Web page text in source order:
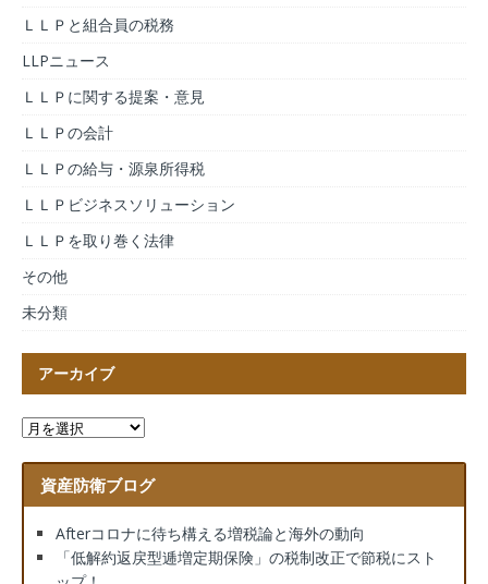
ＬＬＰと組合員の税務
LLPニュース
ＬＬＰに関する提案・意見
ＬＬＰの会計
ＬＬＰの給与・源泉所得税
ＬＬＰビジネスソリューション
ＬＬＰを取り巻く法律
その他
未分類
アーカイブ
資産防衛ブログ
Afterコロナに待ち構える増税論と海外の動向
「低解約返戻型逓増定期保険」の税制改正で節税にスト